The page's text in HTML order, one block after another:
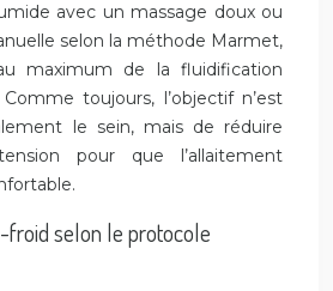
avec un massage doux ou
selon la méthode Marmet,
maximum de la fluidification
toujours, l’objectif n’est
le sein, mais de réduire
pour que l’allaitement
selon le protocole